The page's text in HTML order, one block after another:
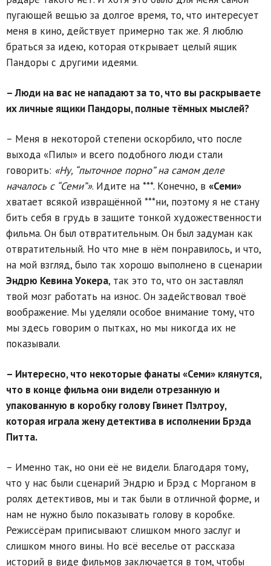
пугающей вещью за долгое время, то, что интересует
меня в кино, действует примерно так же. Я люблю
браться за идею, которая открывает целый ящик
Пандоры с другими идеями.
– Люди на вас не нападают за то, что вы раскрываете
их личные ящики Пандоры, полные тёмных мыслей?
– Меня в некоторой степени оскорбило, что после
выхода «Пилы» и всего подобного люди стали
говорить: «Ну, “пыточное порно” на самом деле
началось с “Семи”». Идите на ***. Конечно, в «Семи»
хватает всякой извращённой ***ни, поэтому я не стану
бить себя в грудь в защите тонкой художественности
фильма. Он был отвратительным. Он был задуман как
отвратительный. Но что мне в нём понравилось, и что,
на мой взгляд, было так хорошо выполнено в сценарии
Эндрю Кевина Уокера, так это то, что он заставлял
твой мозг работать на износ. Он задействовал твоё
воображение. Мы уделяли особое внимание тому, что
мы здесь говорим о пытках, но мы никогда их не
показывали.
– Интересно, что некоторые фанаты «Семи» клянутся,
что в конце фильма они видели отрезанную и
упакованную в коробку голову Гвинет Пэлтроу,
которая играла жену детектива в исполнении Брэда
Питта.
– Именно так, но они её не видели. Благодаря тому,
что у нас были сценарий Эндрю и Брэд с Морганом в
ролях детективов, мы и так были в отличной форме, и
нам не нужно было показывать голову в коробке.
Режиссёрам приписывают слишком много заслуг и
слишком много вины. Но всё веселье от рассказа
историй в виде фильмов заключается в том, чтобы